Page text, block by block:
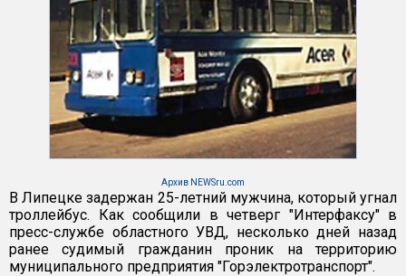
Архив NEWSru.com
В Липецке задержан 25-летний мужчина, который угнал
троллейбус. Как сообщили в четверг "Интерфаксу" в
пресс-службе областного УВД, несколько дней назад
ранее судимый гражданин проник на территорию
муниципального предприятия "Горэлектротранспорт".